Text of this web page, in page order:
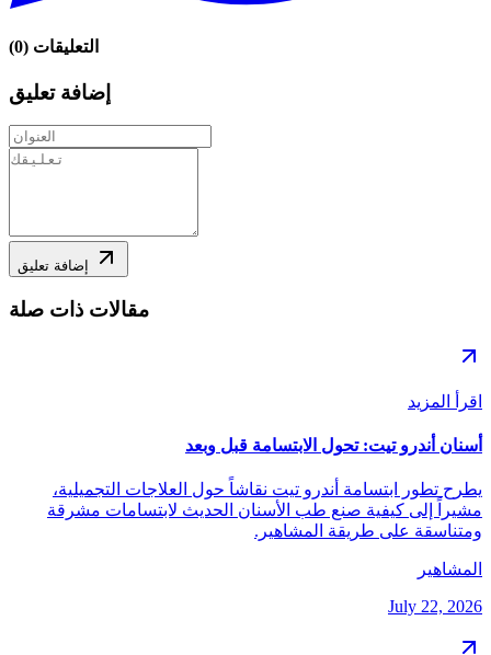
التعليقات (
0
)
إضافة تعليق
إضافة تعليق
مقالات ذات صلة
اقرأ المزيد
أسنان أندرو تيت: تحول الابتسامة قبل وبعد
يطرح تطور ابتسامة أندرو تيت نقاشاً حول العلاجات التجميلية،
مشيراً إلى كيفية صنع طب الأسنان الحديث لابتسامات مشرقة
ومتناسقة على طريقة المشاهير.
المشاهير
July 22, 2026